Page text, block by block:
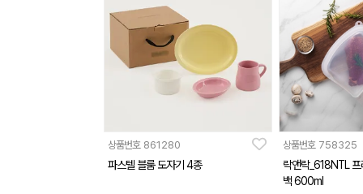
상품번호 861280
파스텔 블룸 도자기 4종
상품번호 758325
락앤락_618NTL
백 600ml